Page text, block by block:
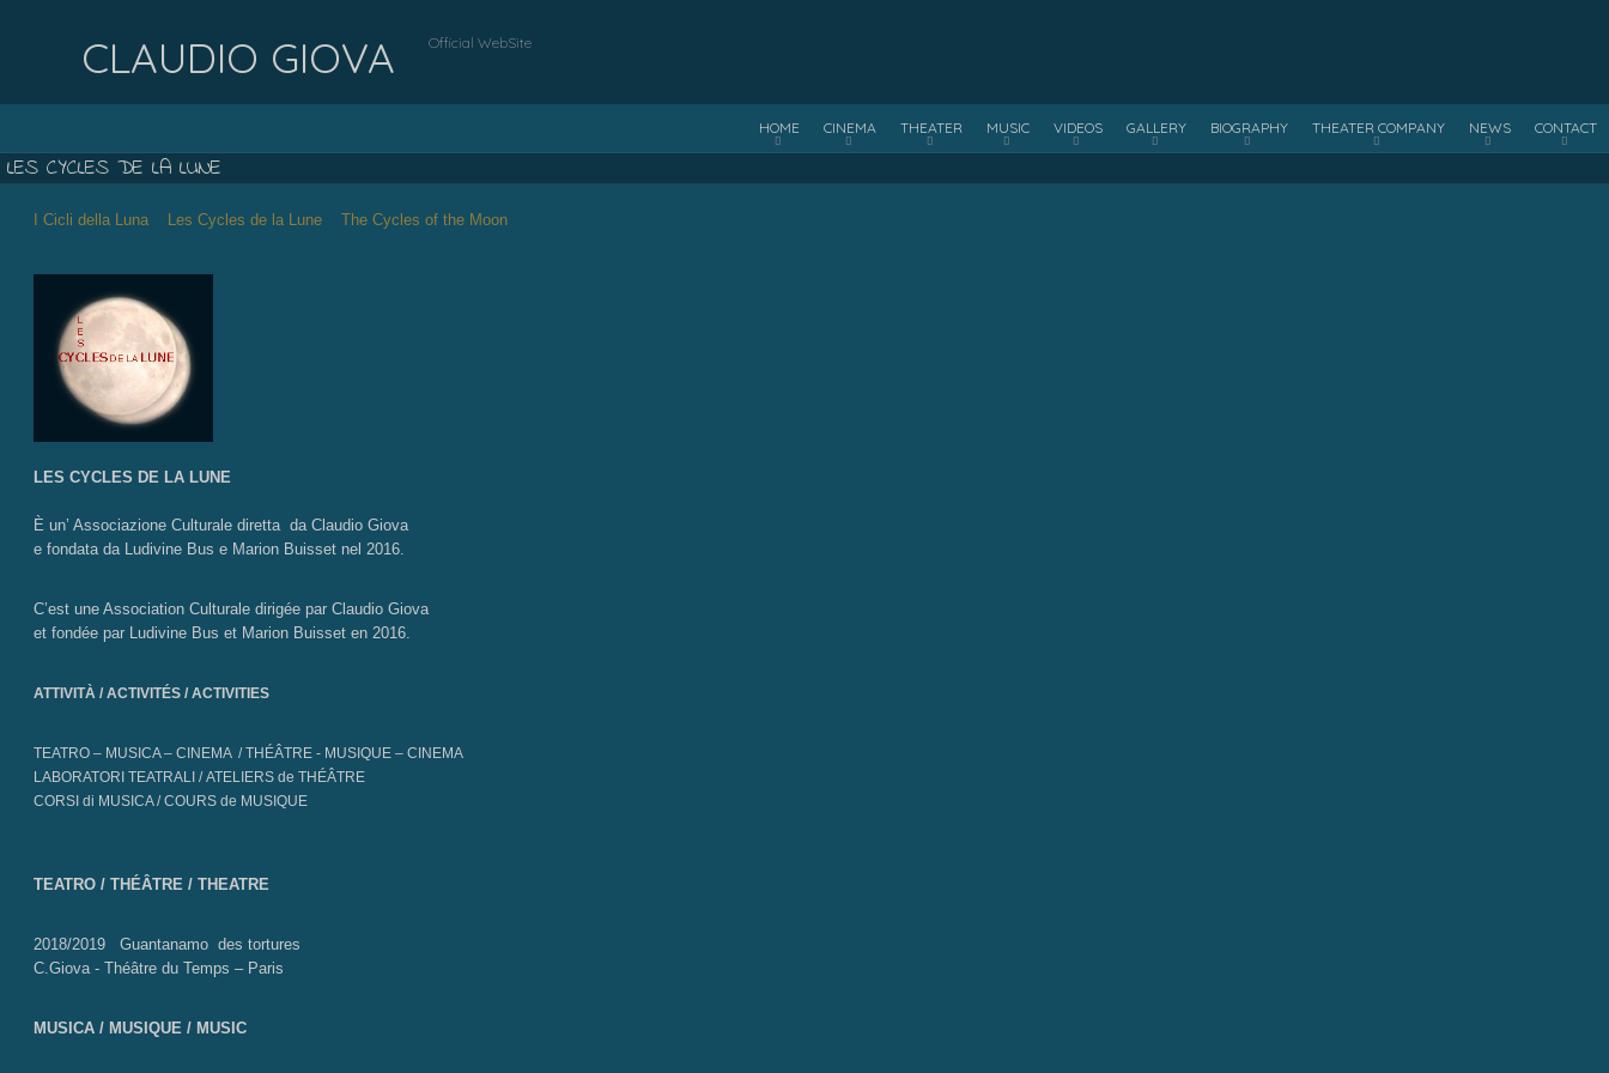
CLAUDIO GIOVA Official WebSite
HOME CINEMA THEATER MUSIC VIDEOS GALLERY BIOGRAPHY THEATER COMPANY NEWS CONTACT
LES CYCLES DE LA LUNE
I Cicli della Luna Les Cycles de la Lune The Cycles of the Moon
È un’ Associazione Culturale diretta da Claudio Giova
e fondata da Ludivine Bus e Marion Buisset nel 2016.
C’est une Association Culturale dirigée par Claudio Giova
et fondée par Ludivine Bus et Marion Buisset en 2016.
ATTIVITÀ / ACTIVITÉS / ACTIVITIES
TEATRO – MUSICA – CINEMA / THÉÂTRE - MUSIQUE – CINEMA
LABORATORI TEATRALI / ATELIERS de THÉÂTRE
CORSI di MUSICA / COURS de MUSIQUE
TEATRO / THÉÂTRE / THEATRE
2018/2019 Guantanamo des tortures
C.Giova - Théâtre du Temps – Paris
MUSICA / MUSIQUE / MUSIC